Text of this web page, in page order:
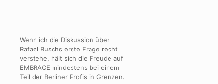
Wenn ich die Diskussion über
Rafael Buschs erste Frage recht
verstehe, hält sich die Freude auf
EMBRACE mindestens bei einem
Teil der Berliner Profis in Grenzen.